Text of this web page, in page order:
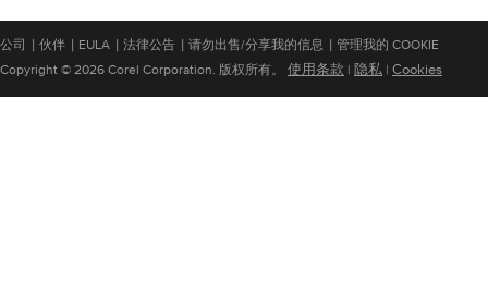
公司 | 伙伴 | EULA | 法律公告 | 请勿出售/分享我的信息 | 管理我的 COOKIE
Copyright © 2026 Corel Corporation. 版权所有。 使用条款 | 隐私 | Cookies